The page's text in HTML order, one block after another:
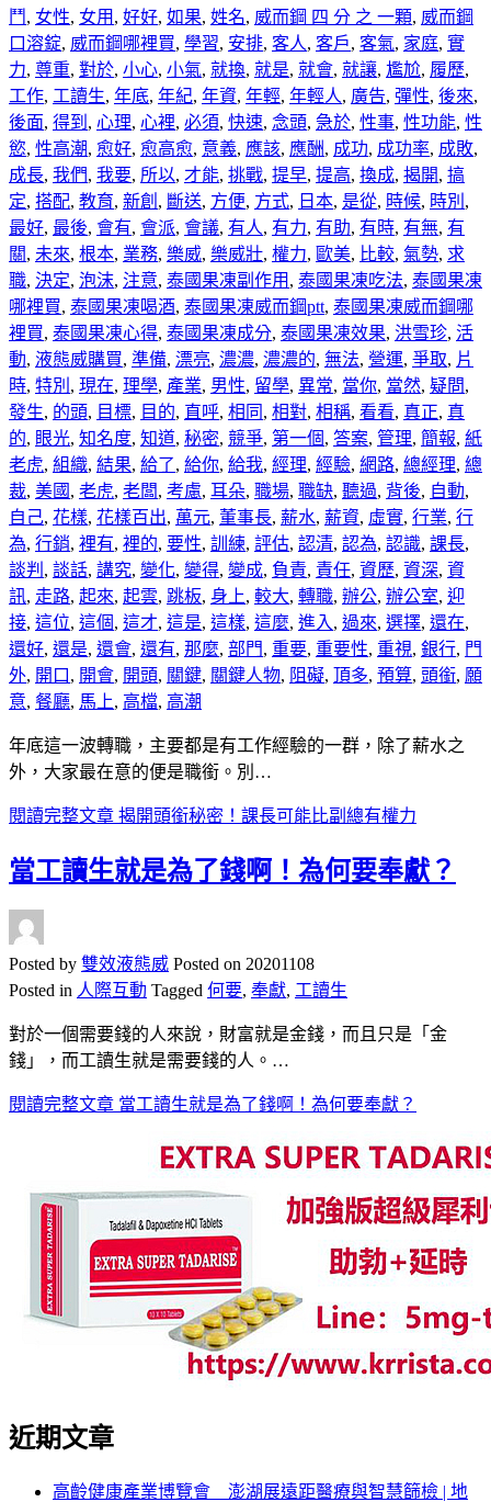
鬥 , 女性, 女用 , 好好, 如果, 姓名, 威而鋼 四 分 之 一顆, 威而鋼
口溶錠, 威而鋼哪裡買, 學習, 安排, 客人, 客戶, 客氣, 家庭, 實
力, 尊重, 對於, 小心, 小氣, 就換, 就是, 就會, 就讓, 尷尬, 履歷,
工作, 工讀生, 年底, 年紀, 年資, 年輕, 年輕人, 廣告, 彈性, 後來,
後面, 得到 , 心理, 心裡, 必須, 快速, 念頭, 急於, 性事, 性功能, 性
慾, 性高潮, 愈好, 愈高愈, 意義, 應該, 應酬, 成功, 成功率, 成敗,
成長, 我們, 我要, 所以, 才能, 挑戰, 提早, 提高, 換成, 揭開, 搞
定, 搭配, 教育, 新創 , 斷送, 方便, 方式, 日本, 是從, 時候, 時別 ,
最好, 最後, 會有, 會派, 會議, 有人, 有力, 有助, 有時, 有無, 有
關, 未來, 根本, 業務, 樂威, 樂威壯, 權力, 歐美, 比較, 氣勢, 求
職, 決定, 泡沫, 注意, 泰國果凍副作用 , 泰國果凍吃法, 泰國果凍
哪裡買, 泰國果凍喝酒, 泰國果凍威而鋼ptt, 泰國果凍威而鋼哪
裡買, 泰國果凍心得, 泰國果凍成分, 泰國果凍效果, 洪雪珍, 活
動, 液態威購買, 準備, 漂亮, 濃濃, 濃濃的, 無法, 營運, 爭取, 片
時, 特別 , 現在, 理學, 產業, 男性, 留學, 異常, 當你, 當然, 疑問,
發生, 的頭, 目標, 目的, 直呼, 相同 , 相對, 相稱, 看看, 真正, 真
的, 眼光, 知名度, 知道, 秘密, 競爭, 第一個, 答案, 管理, 簡報, 紙
老虎, 組織, 結果, 給了, 給你, 給我, 經理, 經驗, 網路, 總經理, 總
裁, 美國 , 老虎, 老闆, 考慮, 耳朵, 職場, 職缺, 聽過, 背後, 自動,
自己, 花樣, 花樣百出, 萬元, 董事長, 薪水, 薪資, 虛實, 行業, 行
為, 行銷, 裡有, 裡的, 要性, 訓練, 評估, 認清, 認為, 認識, 課長,
談判 , 談話, 講究, 變化, 變得, 變成, 負責, 責任, 資歷, 資深, 資
訊, 走路, 起來, 起雲, 跳板, 身上, 較大, 轉職, 辦公, 辦公室, 迎
接, 這位, 這個, 這才, 這是, 這樣, 這麼, 進入, 過來, 選擇, 還在,
還好, 還是, 還會, 還有, 那麼, 部門, 重要, 重要性, 重視, 銀行, 門
外, 開口 , 開會, 開頭, 關鍵, 關鍵人物, 阻礙, 頂多, 預算, 頭銜, 願
意, 餐廳, 馬上, 高檔, 高潮
年底這一波轉職，主要都是有工作經驗的一群，除了薪水之
外，大家最在意的便是職銜。別…
閱讀完整文章 揭開頭銜秘密！課長可能比副總有權力
當工讀生就是為了錢啊！為何要奉獻？
Posted by 雙效液態威 Posted on 20201108
Posted in 人際互動 Tagged 何要, 奉獻, 工讀生
對於一個需要錢的人來說，財富就是金錢，而且只是「金
錢」，而工讀生就是需要錢的人。…
閱讀完整文章 當工讀生就是為了錢啊！為何要奉獻？
近期文章
高齡健康產業博覽會 澎湖展遠距醫療與智慧篩檢 | 地